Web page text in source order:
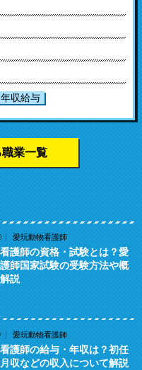
年収給与
業一覧
愛玩動物看護師
護師の資格・試験とは？愛
師国家試験の受験方法や概
説
愛玩動物看護師
護師の給与・年収は？初任
収などの収入について解説